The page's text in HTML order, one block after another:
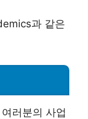
과 같은
러분의 사업